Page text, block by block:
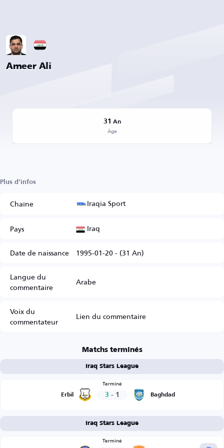
Ameer Ali
31 An
Âge
Plus d’infos
Chaîne
Iraqia Sport
Pays
Iraq
Date de naissance 1995-01-20 - (31 An)
Langue du
commentaire Arabe
Voix du
commentateur Lien du commentaire
Matchs terminés
Iraq Stars League
Erbil
Terminé
3 - 1 Baghdad
Iraq Stars League
Terminé